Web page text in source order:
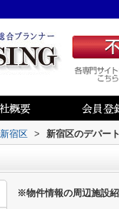
新宿区 > 新宿区のデパート
※物件情報の周辺施設